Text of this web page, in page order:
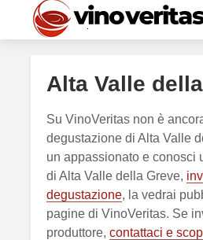
Alta Valle
Su VinoVeritas non è
degustazione di Alta Valle
un appassionato e conosci
di Alta Valle della Greve,
degustazione, la vedrai
pagine di VinoVeritas. Se
produttore, contattaci e